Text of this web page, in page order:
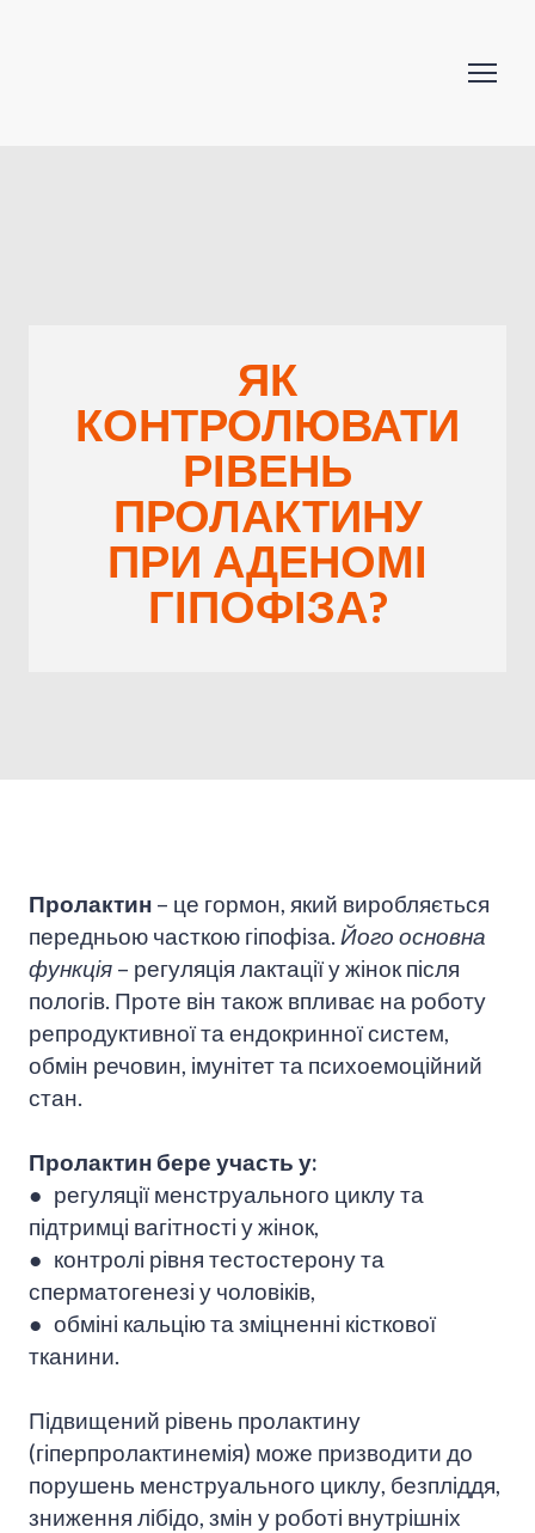
ЯК
КОНТРОЛЮВАТИ
РІВЕНЬ
ПРОЛАКТИНУ
ПРИ АДЕНОМІ
ГІПОФІЗА?
Пролактин – це гормон, який виробляється
передньою часткою гіпофіза. Його основна
функція – регуляція лактації у жінок після
пологів. Проте він також впливає на роботу
репродуктивної та ендокринної систем,
обмін речовин, імунітет та психоемоційний
стан.
Пролактин бере участь у:
● регуляції менструального циклу та
підтримці вагітності у жінок,
● контролі рівня тестостерону та
сперматогенезі у чоловіків,
● обміні кальцію та зміцненні кісткової
тканини.
Підвищений рівень пролактину
(гіперпролактинемія) може призводити до
порушень менструального циклу, безпліддя,
зниження лібідо, змін у роботі внутрішніх